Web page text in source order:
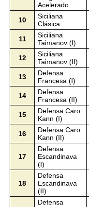
Acelerado
10
Siciliana
Clásica
11
Siciliana
Taimanov (I)
12
Siciliana
Taimanov (II)
13
Defensa
Francesa (I)
14
Defensa
Francesa (II)
15
Defensa Caro
Kann (I)
16
Defensa Caro
Kann (II)
17
Defensa
Escandinava
(I)
18
Defensa
Escandinava
(II)
Defensa